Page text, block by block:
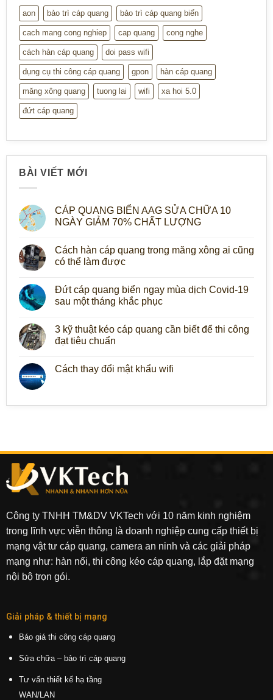
aon bảo trì cáp quang bảo trì cáp quang biển
cach mang cong nghiep cap quang cong nghe
cách hàn cáp quang doi pass wifi
dụng cụ thi công cáp quang gpon hàn cáp quang
măng xông quang tuong lai wifi xa hoi 5.0
đứt cáp quang
BÀI VIẾT MỚI
CÁP QUANG BIỂN AAG SỬA CHỮA 10
NGÀY GIẢM 70% CHẤT LƯỢNG
Cách hàn cáp quang trong măng xông ai cũng
có thể làm được
Đứt cáp quang biển ngay mùa dịch Covid-19
sau một tháng khắc phục
3 kỹ thuật kéo cáp quang cần biết để thi công
đạt tiêu chuẩn
Cách thay đổi mật khẩu wifi
Công ty TNHH TM&DV VKTech với 10 năm kinh nghiệm
trong lĩnh vực viễn thông là doanh nghiệp cung cấp thiết bị
mạng vật tư cáp quang, camera an ninh và các giải pháp
mạng như: hàn nối, thi công kéo cáp quang, lắp đặt mạng
nội bộ trọn gói.
Giải pháp & thiết bị mạng
Báo giá thi công cáp quang
Sửa chữa – bảo trì cáp quang
Tư vấn thiết kế hạ tầng
WAN/LAN